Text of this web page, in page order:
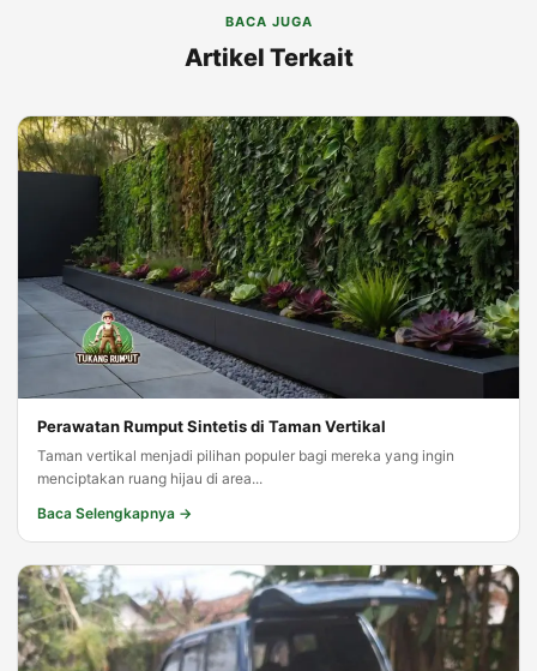
BACA JUGA
Artikel Terkait
Perawatan Rumput Sintetis di Taman Vertikal
Taman vertikal menjadi pilihan populer bagi mereka yang ingin
menciptakan ruang hijau di area...
Baca Selengkapnya →